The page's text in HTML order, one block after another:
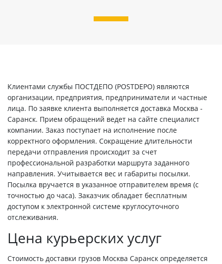
Клиентами службы ПОСТДЕПО (POSTDEPO) являются
организации, предприятия, предприниматели и частные
лица. По заявке клиента выполняется доставка Москва -
Саранск. Прием обращений ведет на сайте специалист
компании. Заказ поступает на исполнение после
корректного оформления. Сокращение длительности
передачи отправления происходит за счет
профессиональной разработки маршрута заданного
направления. Учитывается вес и габариты посылки.
Посылка вручается в указанное отправителем время (с
точностью до часа). Заказчик обладает бесплатным
доступом к электронной системе круглосуточного
отслеживания.
Цена курьерских услуг
Стоимость доставки грузов Москва Саранск определяется